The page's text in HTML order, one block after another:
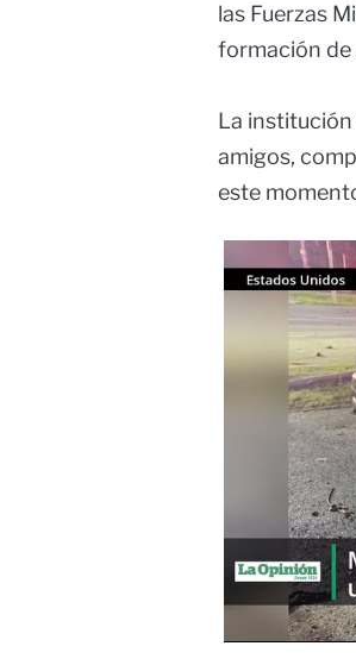
las Fuerzas
formación de
La institución
amigos,
este